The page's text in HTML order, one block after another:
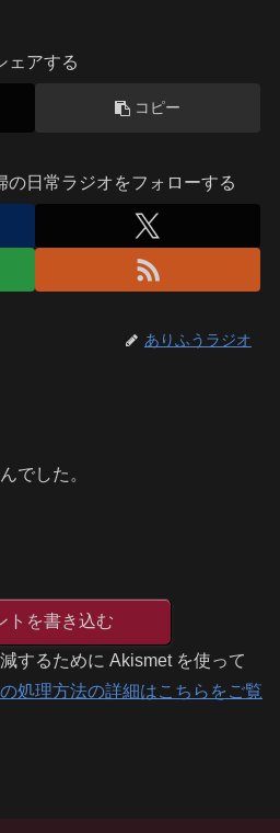
ェアする
コピー
の日常ラジオをフォローする
ありふうラジオ
でした。
トを書き込む
するために Akismet を使って
処理方法の詳細はこちらをご覧